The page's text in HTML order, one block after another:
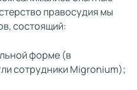
правосудия мы
состоящий:
форме (в
сотрудники Migronium);